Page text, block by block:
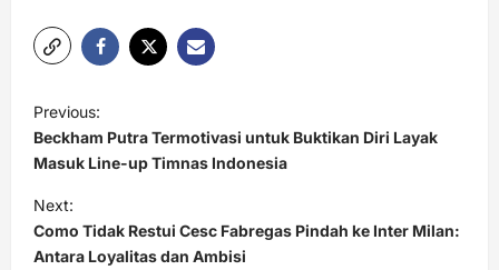
o
s
t
n
Previous:
Beckham Putra Termotivasi untuk Buktikan Diri Layak
Masuk Line-up Timnas Indonesia
Next:
Como Tidak Restui Cesc Fabregas Pindah ke Inter Milan:
Antara Loyalitas dan Ambisi